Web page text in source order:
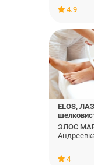
4.9
ELOS,
ЭЛОС
4